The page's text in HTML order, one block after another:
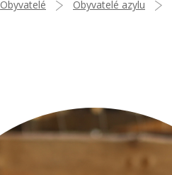
Obyvatelé Obyvatelé azylu